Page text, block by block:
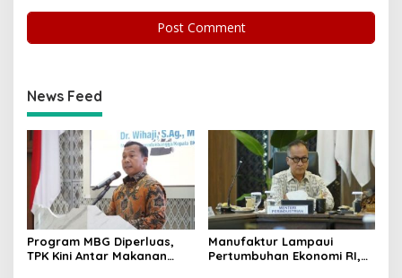
News Feed
Program MBG Diperluas,
TPK Kini Antar Makanan
Manufaktur Lampaui
Pertumbuhan Ekonomi RI,